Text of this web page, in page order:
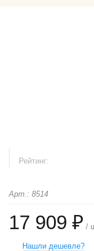
Рейтинг:
Арт.: 8514
17 909 ₽ /
Нашли дешевле?